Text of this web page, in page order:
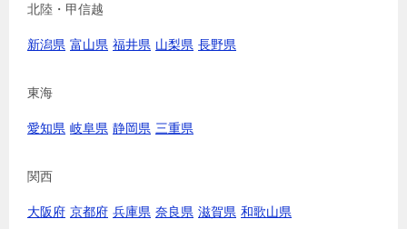
北陸・甲信越
新潟県 富山県 福井県 山梨県 長野県
東海
愛知県 岐阜県 静岡県 三重県
関西
大阪府 京都府 兵庫県 奈良県 滋賀県 和歌山県